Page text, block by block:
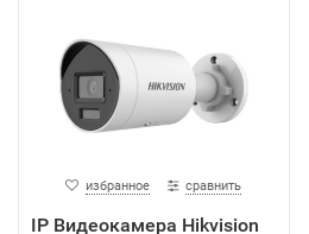
избранное сравнить
IP Видеокамера Hikvision